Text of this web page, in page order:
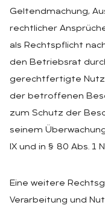
Geltendmachung,
rechtlicher
als Rechtspflicht
den Betriebsrat
gerechtfertigte
der betroffenen
zum Schutz der
seinem
IX und in § 80 Abs. 1
Eine weitere
Verarbeitung und